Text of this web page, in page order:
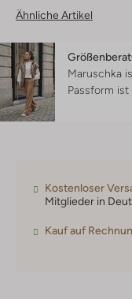
Ähnliche Artikel
Maruschka
Passform ist
Kostenloser
Mitglieder in
Kauf auf